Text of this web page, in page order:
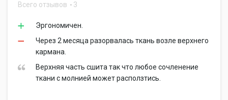
Всего отзывов 3
Эргономичен.
Через 2 месяца разорвалась ткань возле верхнего
кармана.
Верхняя часть сшита так что любое сочленение
ткани с молнией может расползтись.